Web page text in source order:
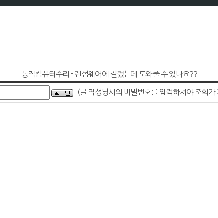
동작컴퓨터수리 - 랜섬웨어에 걸렸는데 도와줄 수 있나요??
(글 작성당시의 비밀번호를 입력하셔야 조회가